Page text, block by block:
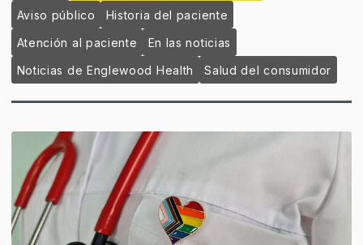
Aviso público
Historia del paciente
Atención al paciente
En las noticias
Noticias de Englewood Health
Salud del consumidor